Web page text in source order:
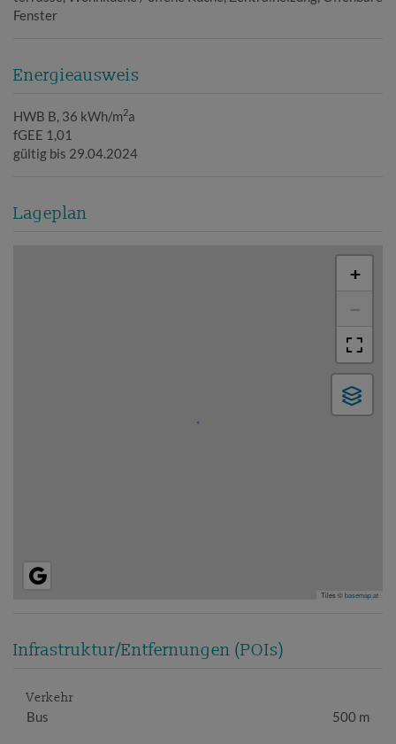
Fenster
Energieausweis
HWB B, 36 kWh/m2a
fGEE 1,01
gültig bis 29.04.2024
Lageplan
+
−
Tiles ©basemap.at
Infrastruktur/Entfernungen (POIs)
Verkehr
Bus 500 m